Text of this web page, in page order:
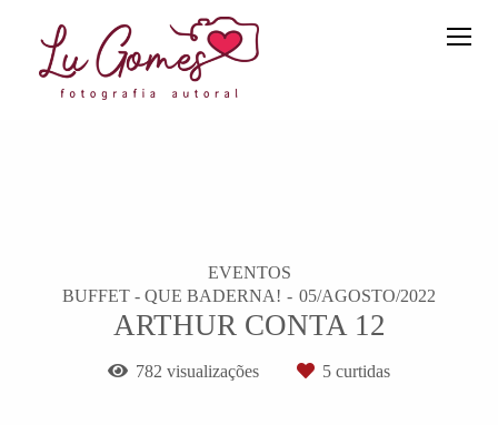
EVENTOS
BUFFET - QUE BADERNA!
05/AGOSTO/2022
ARTHUR CONTA 12
782 visualizações 5 curtidas